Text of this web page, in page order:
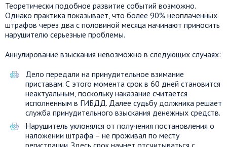
Теоретически подобное развитие событий возможно.
Однако практика показывает, что более 90% неоплаченных
штрафов через два с половиной месяца начинают приносить
нарушителю серьезные проблемы.
Аннулирование взыскания невозможно в следующих случаях:
Дело передали на принудительное взимание
приставам. С этого момента срок в 60 дней становится
неактуальным, поскольку наказание считается
исполненным в ГИБДД. Далее судьбу должника решает
служба принудительного взыскания денежных средств.
Нарушитель уклонялся от получения постановления о
наложении штрафа – не проживал по месту
регистрации. Здесь срок начнет отсчитываться с